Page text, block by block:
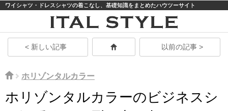
ワイシャツ・ドレスシャツの着こなし、基礎知識をまとめたハウツーサイト
< 新しい記事 以前の記事 >
ホリゾンタルカラー
ホリゾンタルカラーのビジネスシ
モバイルPC